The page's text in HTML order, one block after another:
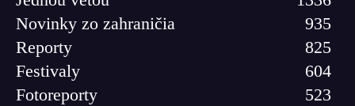
Novinky zo zahraničia
935
Reporty
825
Festivaly
604
Fotoreporty
523